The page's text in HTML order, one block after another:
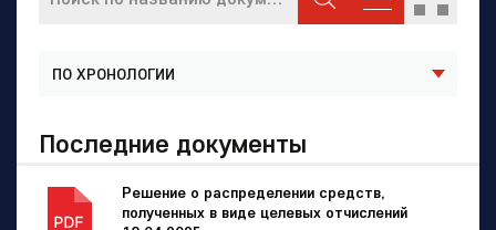
Последние документы
Решение о распределении средств,
полученных в виде целевых отчислений